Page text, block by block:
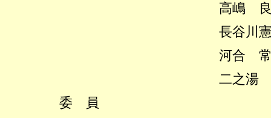
高嶋 良充
長谷川憲正
河合 常則
二之湯 智
委 員